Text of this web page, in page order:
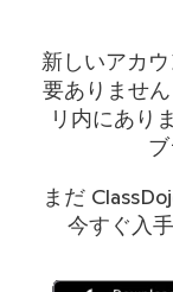
新しいアカ
要ありませ
リ内にあり
まだ
今すぐ入